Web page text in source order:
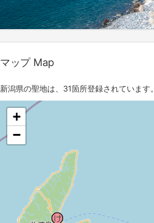
マップ Map
新潟県の聖地は、31箇所登録されています。
+
−